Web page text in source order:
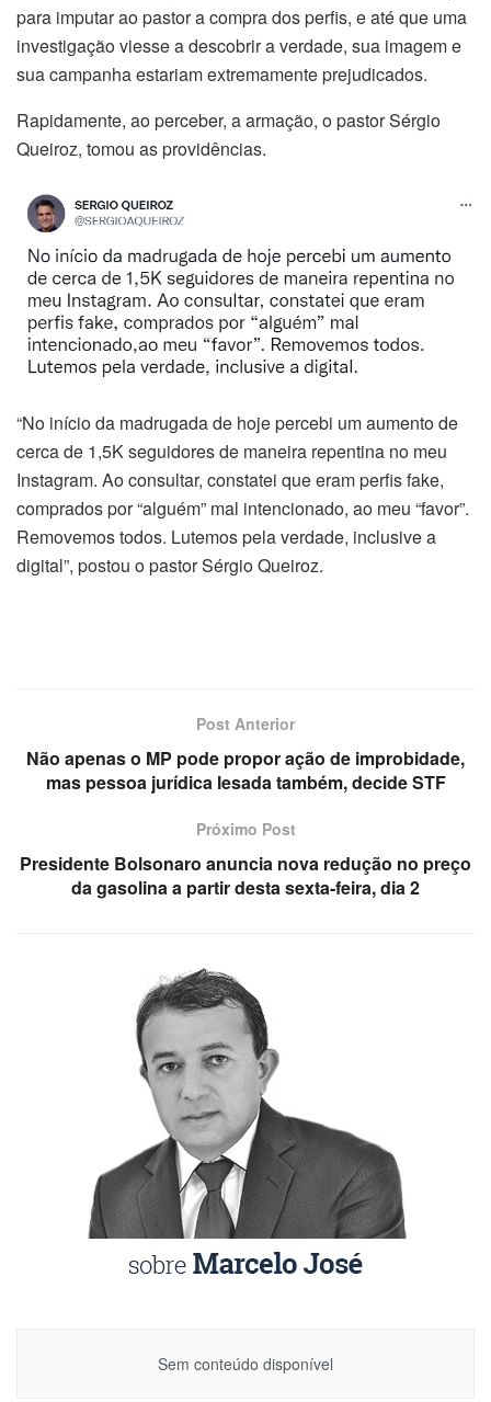
para imputar ao pastor a compra dos perfis, e até que uma
investigação viesse a descobrir a verdade, sua imagem e
sua campanha estariam extremamente prejudicados.
Rapidamente, ao perceber, a armação, o pastor Sérgio
Queiroz, tomou as providências.
“No início da madrugada de hoje percebi um aumento de
cerca de 1,5K seguidores de maneira repentina no meu
Instagram. Ao consultar, constatei que eram perfis fake,
comprados por “alguém” mal intencionado, ao meu “favor”.
Removemos todos. Lutemos pela verdade, inclusive a
digital”, postou o pastor Sérgio Queiroz.
Post Anterior
Não apenas o MP pode propor ação de improbidade,
mas pessoa jurídica lesada também, decide STF
Próximo Post
Presidente Bolsonaro anuncia nova redução no preço
da gasolina a partir desta sexta-feira, dia 2
Sem conteúdo disponível